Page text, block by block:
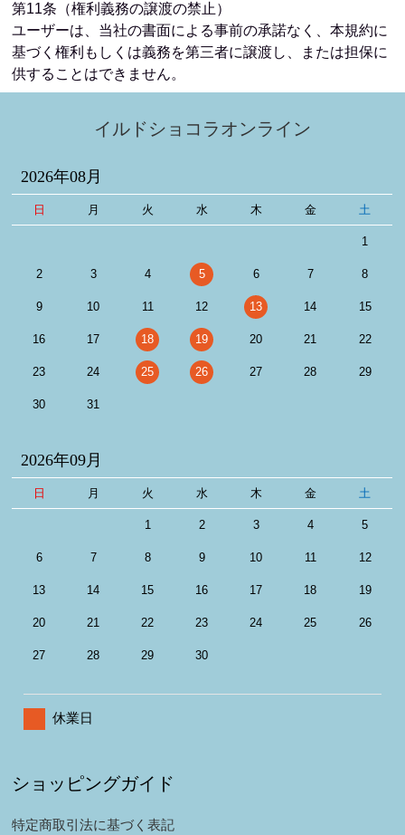
第11条（権利義務の譲渡の禁止）
ユーザーは、当社の書面による事前の承諾なく、本規約に
基づく権利もしくは義務を第三者に譲渡し、または担保に
供することはできません。
イルドショコラオンライン
2026年08月
日 月 火 水 木 金 土
1
2 3 4 5 6 7 8
9 10 11 12 13 14 15
16 17 18 19 20 21 22
23 24 25 26 27 28 29
30 31
2026年09月
日 月 火 水 木 金 土
1 2 3 4 5
6 7 8 9 10 11 12
13 14 15 16 17 18 19
20 21 22 23 24 25 26
27 28 29 30
休業日
ショッピングガイド
特定商取引法に基づく表記